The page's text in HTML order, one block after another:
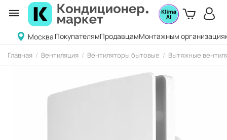
Москва ПокупателямПродавцамМонтажным
Главная / Вентиляция / Вентиляторы бытовые / Вытяжные